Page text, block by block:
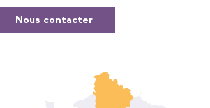
Nous contacter